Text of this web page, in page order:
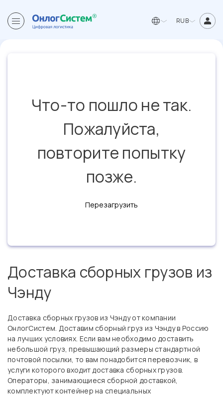
RUB
Что-то пошло не так.
Пожалуйста,
повторите попытку
позже.
Перезагрузить
Доставка сборных грузов из
Чэнду
Доставка сборных грузов из Чэнду от компании
ОнлогСистем. Доставим сборный груз из Чэнду в Россию
на лучших условиях. Если вам необходимо доставить
небольшой груз, превышающий размеры стандартной
почтовой посылки, то вам понадобится перевозчик, в
услуги которого входит доставка сборных грузов.
Операторы, занимающиеся сборной доставкой,
комплектуют контейнер на специальных